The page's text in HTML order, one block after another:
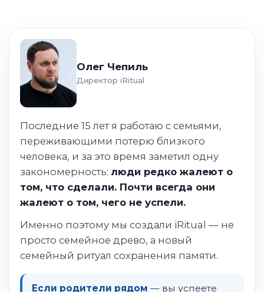
Олег Чепиль
Директор iRitual
Последние 15 лет я работаю с семьями,
переживающими потерю близкого
человека, и за это время заметил одну
закономерность: люди редко жалеют о
том, что сделали. Почти всегда они
жалеют о том, чего не успели.
Именно поэтому мы создали iRitual — не
просто семейное древо, а новый
семейный ритуал сохранения памяти.
Если родители рядом — вы успеете